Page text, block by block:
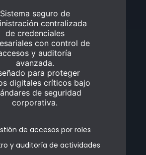
Sistema seguro de
centralizada
de credenciales
con control de
y auditoría
avanzada.
para proteger
digitales críticos bajo
de seguridad
corporativa.
de accesos por roles
y auditoría de actividades
Sistema seguro de
centralizada
de credenciales
con control de
y auditoría
avanzada.
para proteger
digitales críticos bajo
de seguridad
corporativa.
de accesos por roles
y auditoría de actividades